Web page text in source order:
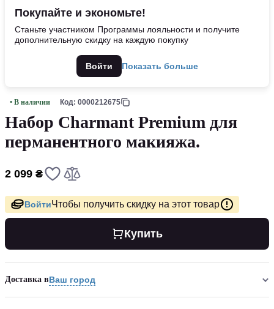
Покупайте и экономьте!
Станьте участником Программы лояльности и получите
дополнительную скидку на каждую покупку
Войти Показать больше
• В наличии Код: 0000212675
Набор Charmant Premium для
перманентного макияжа.
2 099 ₴
ВойтиЧтобы получить скидку на этот товар
Купить
Доставка вВаш город